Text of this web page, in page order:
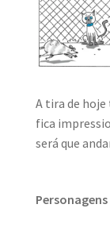
MINHA CONTA
CARRINHO
A tira de
fica
será que